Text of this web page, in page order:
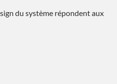
du système répondent aux